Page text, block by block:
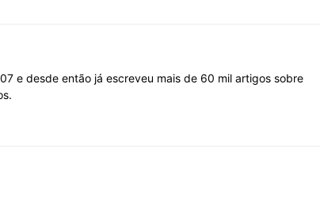
e desde então já escreveu mais de 60 mil artigos sobre